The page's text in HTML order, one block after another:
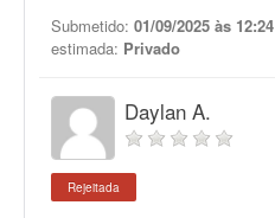
Submetido: 01/09/2025 às 12:24
estimada: Privado
Daylan A.
Rejeitada